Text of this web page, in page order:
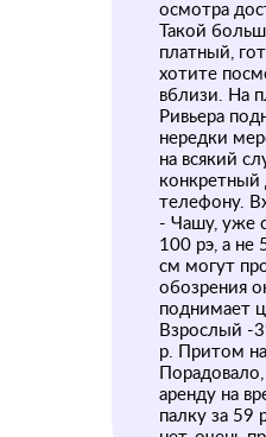
осмотра
Такой
платный,
хотите
вблизи. На
Ривьера
нередки
на всякий
конкретный
телефону.
- Чашу, уже
100 рэ, а не
см могут
обозрения
поднимает
Взрослый -
р. Притом
аренду на
палку за 59